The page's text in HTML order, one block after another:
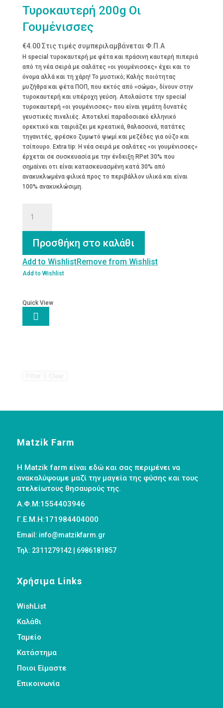
Τυροκαυτερή 200g Οι
Γουμένισσες
€4.00 Στις τιμές συμπεριλαμβάνεται Φ.Π.Α
Η special τυροκαυτερή με φέτα και πράσινη καυτερή πιπεριά
από τη νέα σειρά με σαλάτες «οι γουμένισσες» έχει και το
όνομα αλλά και τη χάρη! Το μυστικό; Καλής ποιότητας
μυζήθρα και φέτα ΠΟΠ, που εκτός από «σώμα», δίνουν στην
τυροκαυτερή και υπέροχη γεύση. Απολαύστε την special
τυροκαυτερή «οι γουμένισσες» που είναι γεμάτη δυνατές
γευστικές πινελιές. Αποτελεί παραδοσιακό ελληνικό
ορεκτικό και ταιριάζει με κρεατικά, θαλασσινά, πατάτες
τηγανιτές, φρέσκο ζυμωτό ψωμί και μεζέδες για ούζο και
τσίπουρο. Extra tip: Η νέα σειρά με σαλάτες «οι γουμένισσες»
έρχεται σε συσκευασία με την ένδειξη RPet 30% που
σημαίνει οτι είναι κατασκευασμένη κατά 30% από
ανακυκλωμένα φιλικά προς το περιβάλλον υλικά και είναι
100% ανακυκλώσιμη.
200g
Γουμένισσες
ποσότητα
Προσθήκη στο καλάθι
Add to WishlistRemove from Wishlist
Add to Wishlist
Quick View

Matzik Farm
Η Matzik farm είναι εδώ και σας περιμένει να
ανακαλύψουμε μαζί την μαγεία της φύσης και τους
ατελείωτους θησαυρούς της.
Α.Φ.Μ:1554403946
Γ.Ε.Μ.Η:171984404000
Email: info@matzikfarm.gr
Τηλ: 2311279142 | 6986181857
Χρήσιμα Links
WishList
Καλάθι
Ταμείο
Κατάστημα
Ποιοι Είμαστε
Επικοινωνία